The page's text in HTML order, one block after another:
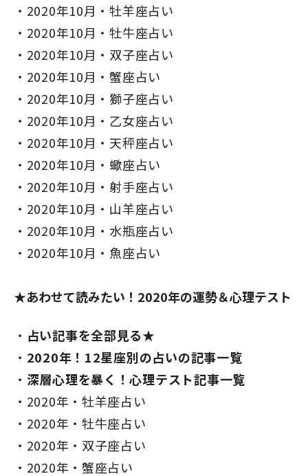
2020年10月・牡羊座占い
2020年10月・牡牛座占い
2020年10月・双子座占い
2020年10月・蟹座占い
2020年10月・獅子座占い
2020年10月・乙女座占い
2020年10月・天秤座占い
2020年10月・蠍座占い
2020年10月・射手座占い
2020年10月・山羊座占い
2020年10月・水瓶座占い
2020年10月・魚座占い
★あわせて読みたい！2020年の運勢＆心理テスト
占い記事を全部見る★
2020年！12星座別の占いの記事一覧
深層心理を暴く！心理テスト記事一覧
2020年・牡羊座占い
2020年・牡牛座占い
2020年・双子座占い
2020年・蟹座占い